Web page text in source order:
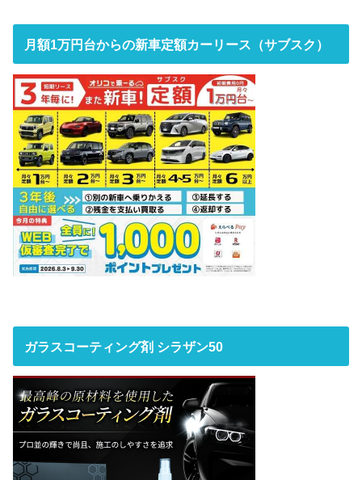
月額1万円台からの新車定額カーリース（サブスク）
ガラスコーティング剤 シラザン50